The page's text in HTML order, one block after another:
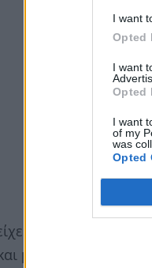
I want
Opted
I want
Opted
I want
of my
was
Opted
ομάδα της 7ης
μια ομάδα με drone.